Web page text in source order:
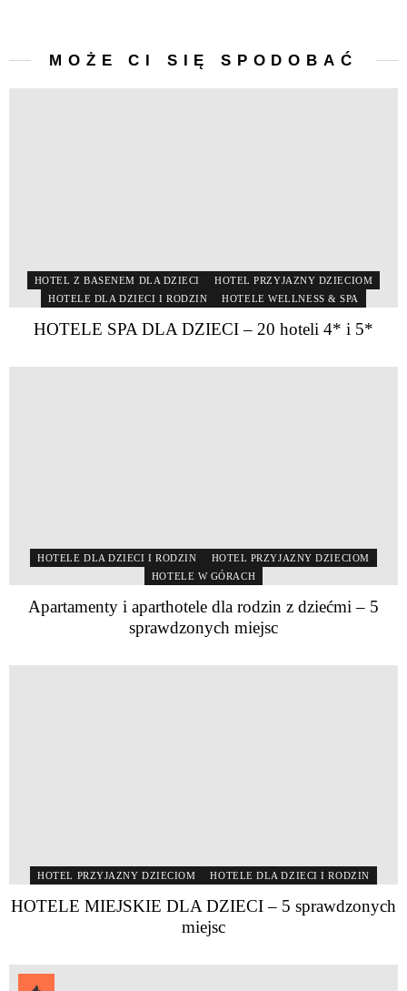
MOŻE CI SIĘ SPODOBAĆ
HOTEL Z BASENEM DLA DZIECI
HOTEL PRZYJAZNY DZIECIOM
HOTELE DLA DZIECI I RODZIN
HOTELE WELLNESS & SPA
HOTELE SPA DLA DZIECI – 20 hoteli 4* i 5*
HOTELE DLA DZIECI I RODZIN
HOTEL PRZYJAZNY DZIECIOM
HOTELE W GÓRACH
Apartamenty i aparthotele dla rodzin z dziećmi – 5
sprawdzonych miejsc
HOTEL PRZYJAZNY DZIECIOM HOTELE DLA DZIECI I RODZIN
HOTELE MIEJSKIE DLA DZIECI – 5 sprawdzonych
miejsc